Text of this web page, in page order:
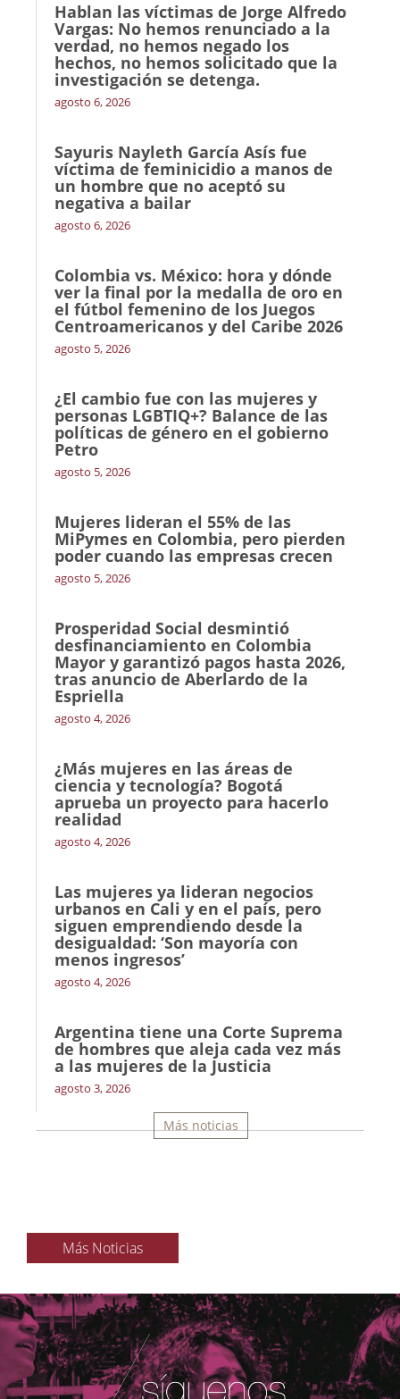
Hablan las víctimas de Jorge Alfredo
Vargas: No hemos renunciado a la
verdad, no hemos negado los
hechos, no hemos solicitado que la
investigación se detenga.
agosto 6, 2026
Sayuris Nayleth García Asís fue
víctima de feminicidio a manos de
un hombre que no aceptó su
negativa a bailar
agosto 6, 2026
Colombia vs. México: hora y dónde
ver la final por la medalla de oro en
el fútbol femenino de los Juegos
Centroamericanos y del Caribe 2026
agosto 5, 2026
¿El cambio fue con las mujeres y
personas LGBTIQ+? Balance de las
políticas de género en el gobierno
Petro
agosto 5, 2026
Mujeres lideran el 55% de las
MiPymes en Colombia, pero pierden
poder cuando las empresas crecen
agosto 5, 2026
Prosperidad Social desmintió
desfinanciamiento en Colombia
Mayor y garantizó pagos hasta 2026,
tras anuncio de Aberlardo de la
Espriella
agosto 4, 2026
¿Más mujeres en las áreas de
ciencia y tecnología? Bogotá
aprueba un proyecto para hacerlo
realidad
agosto 4, 2026
Las mujeres ya lideran negocios
urbanos en Cali y en el país, pero
siguen emprendiendo desde la
desigualdad: ‘Son mayoría con
menos ingresos’
agosto 4, 2026
Argentina tiene una Corte Suprema
de hombres que aleja cada vez más
a las mujeres de la Justicia
agosto 3, 2026
Más noticias
Más Noticias